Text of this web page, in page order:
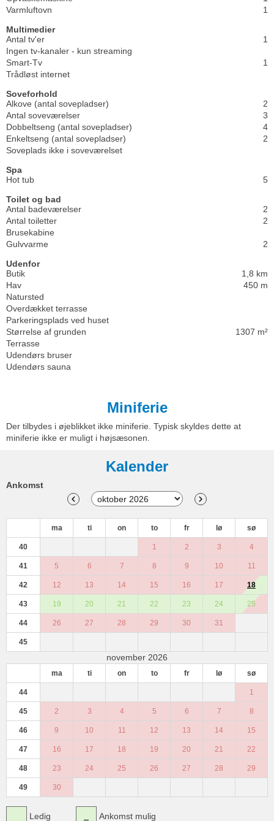
Varmluftovn
1
Multimedier
Antal tv'er
1
Ingen tv-kanaler - kun streaming
Smart-Tv
1
Trådløst internet
Soveforhold
Alkove (antal sovepladser)
2
Antal soveværelser
3
Dobbeltseng (antal sovepladser)
4
Enkeltseng (antal sovepladser)
2
Soveplads ikke i soveværelset
Spa
Hot tub
5
Toilet og bad
Antal badeværelser
2
Antal toiletter
2
Brusekabine
Gulvvarme
2
Udenfor
Butik
1,8 km
Hav
450 m
Natursted
Overdækket terrasse
Parkeringsplads ved huset
Størrelse af grunden
1307 m²
Terrasse
Udendørs bruser
Udendørs sauna
Miniferie
Der tilbydes i øjeblikket ikke miniferie. Typisk skyldes dette at
miniferie ikke er muligt i højsæsonen.
Kalender
Ankomst
ma ti on to fr lø sø
40 1 2 3 4
41 5 6 7 8 9 10 11
42 12 13 14 15 16 17 18
43 19 20 21 22 23 24 25
44 26 27 28 29 30 31
45
november 2026
ma ti on to fr lø sø
44 1
45 2 3 4 5 6 7 8
46 9 10 11 12 13 14 15
47 16 17 18 19 20 21 22
48 23 24 25 26 27 28 29
49 30
Ledig Ankomst mulig